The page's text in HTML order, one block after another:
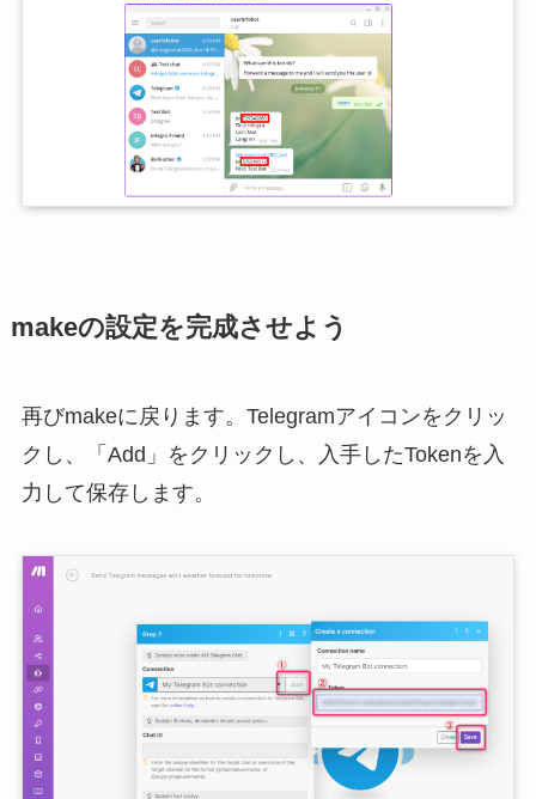
makeの設定を完成させよう
再びmakeに戻ります。Telegramアイコンをクリッ
クし、「Add」をクリックし、入手したTokenを入
力して保存します。